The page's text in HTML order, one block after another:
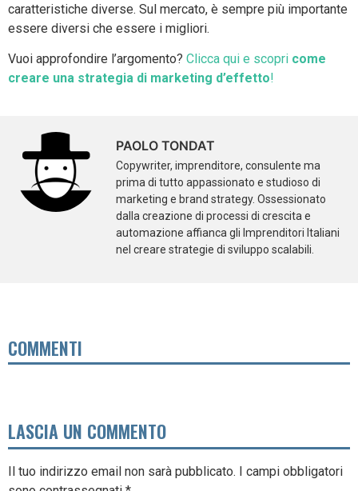
caratteristiche diverse. Sul mercato, è sempre più importante
essere diversi che essere i migliori.
Vuoi approfondire l’argomento? Clicca qui e scopri come
creare una strategia di marketing d’effetto!
PAOLO TONDAT
Copywriter, imprenditore, consulente ma
prima di tutto appassionato e studioso di
marketing e brand strategy. Ossessionato
dalla creazione di processi di crescita e
automazione affianca gli Imprenditori Italiani
nel creare strategie di sviluppo scalabili.
COMMENTI
LASCIA UN COMMENTO
Il tuo indirizzo email non sarà pubblicato. I campi obbligatori